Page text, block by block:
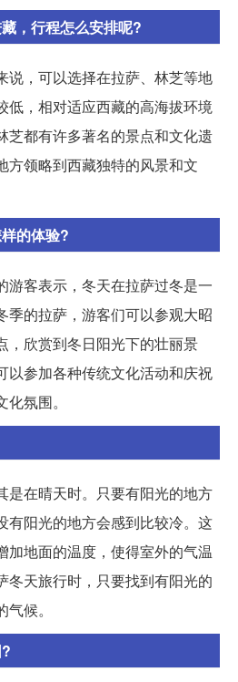
，行程怎么安排呢?
说，可以选择在拉萨、林芝等地
低，相对适应西藏的高海拔环境
芝都有许多著名的景点和文化遗
方领略到西藏独特的风景和文
的体验?
游客表示，冬天在拉萨过冬是一
季的拉萨，游客们可以参观大昭
，欣赏到冬日阳光下的壮丽景
以参加各种传统文化活动和庆祝
氛围。
是在晴天时。只要有阳光的地方
有阳光的地方会感到比较冷。这
加地面的温度，使得室外的气温
冬天旅行时，只要找到有阳光的
候。